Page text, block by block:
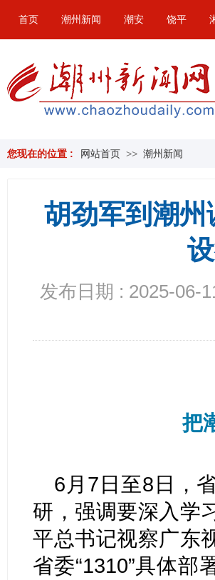
首页 潮州新闻 潮安 饶平
您现在的位置 : 网站首页 >> 潮州新闻
胡劲军到潮
发布日期 : 2025-06-
把
6月7日至8日，
研，强调要深入学
平总书记视察广东
省委“1310”具体部